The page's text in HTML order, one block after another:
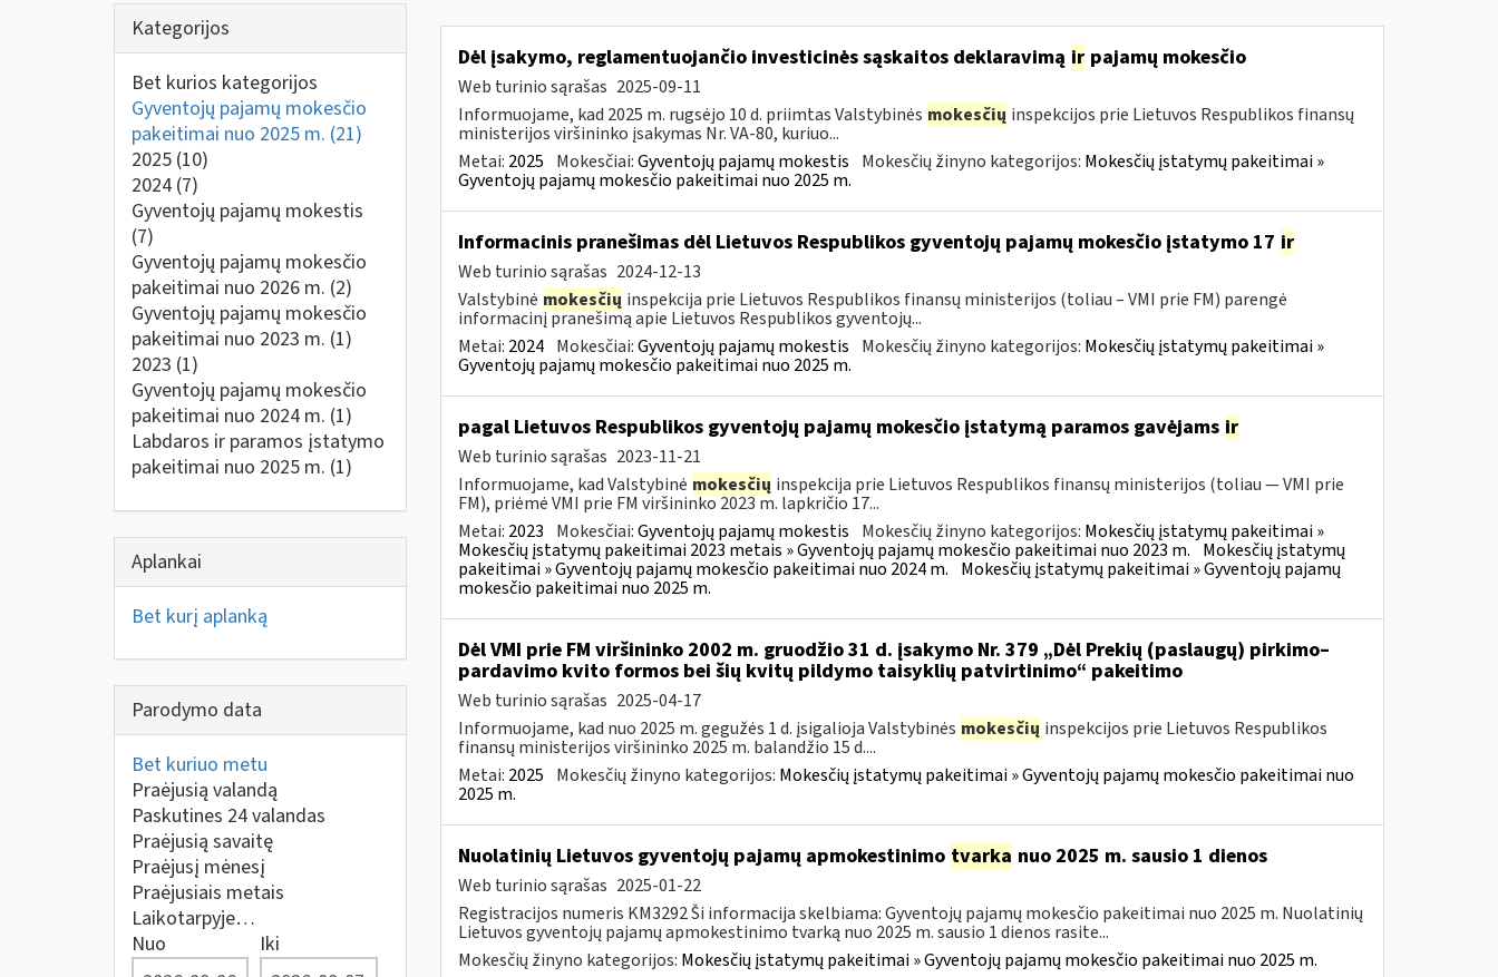
Kategorijos
Bet kurios kategorijos
Gyventojų pajamų mokesčio
pakeitimai nuo 2025 m. (21)
2025 (10)
2024 (7)
Gyventojų pajamų mokestis
(7)
Gyventojų pajamų mokesčio
pakeitimai nuo 2026 m. (2)
Gyventojų pajamų mokesčio
pakeitimai nuo 2023 m. (1)
2023 (1)
Gyventojų pajamų mokesčio
pakeitimai nuo 2024 m. (1)
Labdaros ir paramos įstatymo
pakeitimai nuo 2025 m. (1)
Aplankai
Bet kurį aplanką
Parodymo data
Bet kuriuo metu
Praėjusią valandą
Paskutines 24 valandas
Praėjusią savaitę
Praėjusį mėnesį
Praėjusiais metais
Laikotarpyje…
Nuo
Iki
Dėl įsakymo, reglamentuojančio investicinės sąskaitos deklaravimą irpajamų mokesčio
Web turinio sąrašas 2025-09-11
Informuojame, kad 2025 m. rugsėjo 10 d. priimtas Valstybinės mokesčių inspekcijos prie Lietuvos Respublikos finansų
ministerijos viršininko įsakymas Nr. VA-80, kuriuo...
Metai: 2025 Mokesčiai:Gyventojų pajamų mokestis Mokesčių žinyno kategorijos: Mokesčių įstatymų pakeitimai »
Gyventojų pajamų mokesčio pakeitimai nuo 2025 m.
Informacinis pranešimas dėl Lietuvos Respublikos gyventojų pajamų mokesčio įstatymo 17 ir
Web turinio sąrašas 2024-12-13
Valstybinė mokesčių inspekcija prie Lietuvos Respublikos finansų ministerijos (toliau – VMI prie FM) parengė
informacinį pranešimą apie Lietuvos Respublikos gyventojų...
Metai: 2024 Mokesčiai:Gyventojų pajamų mokestis Mokesčių žinyno kategorijos: Mokesčių įstatymų pakeitimai »
Gyventojų pajamų mokesčio pakeitimai nuo 2025 m.
pagal Lietuvos Respublikos gyventojų pajamų mokesčio įstatymą paramos gavėjams ir
Web turinio sąrašas 2023-11-21
Informuojame, kad Valstybinė mokesčių inspekcija prie Lietuvos Respublikos finansų ministerijos (toliau — VMI prie
FM), priėmė VMI prie FM viršininko 2023 m. lapkričio 17...
Metai: 2023 Mokesčiai:Gyventojų pajamų mokestis Mokesčių žinyno kategorijos: Mokesčių įstatymų pakeitimai »
Mokesčių įstatymų pakeitimai 2023 metais » Gyventojų pajamų mokesčio pakeitimai nuo 2023 m. Mokesčių įstatymų
pakeitimai » Gyventojų pajamų mokesčio pakeitimai nuo 2024 m. Mokesčių įstatymų pakeitimai » Gyventojų pajamų
mokesčio pakeitimai nuo 2025 m.
Dėl VMI prie FM viršininko 2002 m. gruodžio 31 d. įsakymo Nr. 379 „Dėl Prekių (paslaugų) pirkimo–
pardavimo kvito formos bei šių kvitų pildymo taisyklių patvirtinimo“ pakeitimo
Web turinio sąrašas 2025-04-17
Informuojame, kad nuo 2025 m. gegužės 1 d. įsigalioja Valstybinės mokesčių inspekcijos prie Lietuvos Respublikos
finansų ministerijos viršininko 2025 m. balandžio 15 d....
Metai: 2025 Mokesčių žinyno kategorijos: Mokesčių įstatymų pakeitimai » Gyventojų pajamų mokesčio pakeitimai nuo
2025 m.
Nuolatinių Lietuvos gyventojų pajamų apmokestinimo tvarka nuo 2025 m. sausio 1 dienos
Web turinio sąrašas 2025-01-22
Registracijos numeris KM3292 Ši informacija skelbiama: Gyventojų pajamų mokesčio pakeitimai nuo 2025 m. Nuolatinių
Lietuvos gyventojų pajamų apmokestinimo tvarką nuo 2025 m. sausio 1 dienos rasite...
Mokesčių žinyno kategorijos: Mokesčių įstatymų pakeitimai » Gyventojų pajamų mokesčio pakeitimai nuo 2025 m.